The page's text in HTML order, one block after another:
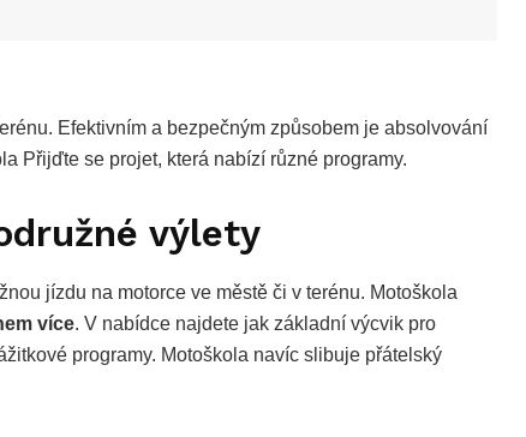
Efektivním a bezpečným způsobem je absolvování
Přijďte se projet, která nabízí různé programy.
výlety
jízdu na motorce ve městě či v terénu. Motoškola
více. V nabídce najdete jak základní výcvik pro
programy. Motoškola navíc slibuje přátelský